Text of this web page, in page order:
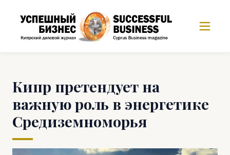
Кипр претендует на
важную роль в энергетике
Средиземноморья